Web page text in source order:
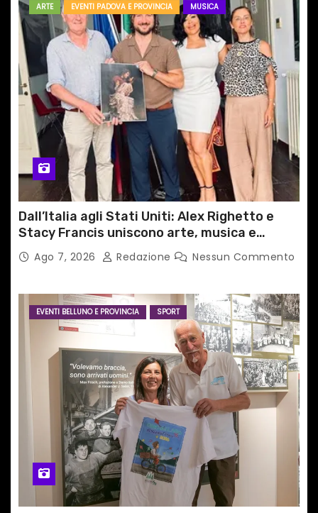
ARTE EVENTI PADOVA E PROVINCIA MUSICA
Dall’Italia agli Stati Uniti: Alex Righetto e
Stacy Francis uniscono arte, musica e
tecnologia in un nuovo progetto
internazionale”
Ago 7, 2026 Redazione Nessun Commento
EVENTI BELLUNO E PROVINCIA SPORT